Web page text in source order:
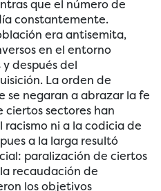
que el número de
constantemente.
era antisemita,
en el entorno
después del
La orden de
se negaran a abrazar la fe
ciertos sectores han
ni a la codicia de
a la larga resultó
paralización de ciertos
recaudación de
los objetivos